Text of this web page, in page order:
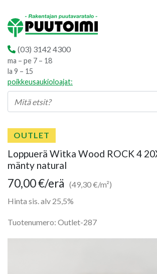
(03) 3142 4300
ma – pe 7 – 18
la 9 – 15
poikkeusaukioloajat:
OUTLET
Loppuerä Witka Wood ROCK 4
mänty natural
70,00€/erä (49,30 €/m²)
Hinta sis. alv 25,5%
Tuotenumero: Outlet-287